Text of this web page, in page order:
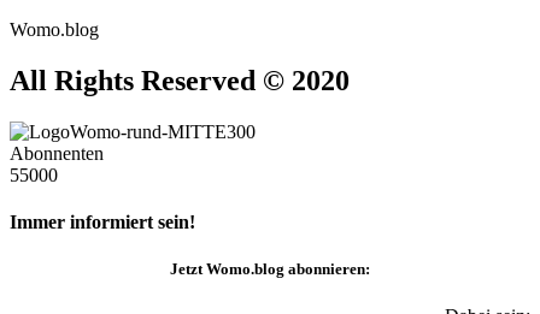
Womo.blog
All Rights Reserved © 2020
Abonnenten
55000
Immer informiert sein!
JetztWomo.blog abonnieren: